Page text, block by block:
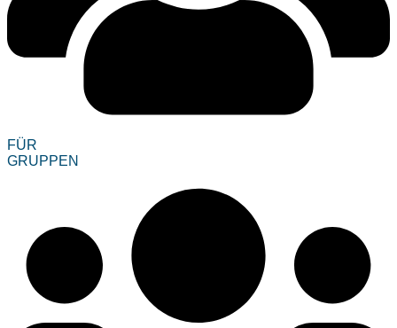
FÜR
GRUPPEN